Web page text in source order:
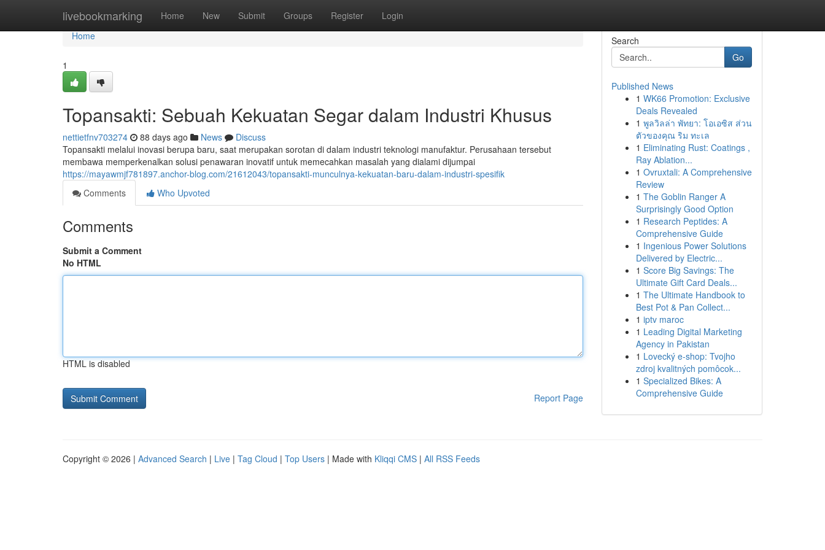
livebookmarking Home New Submit Groups Register Login
Home
Home
1
Topansakti: Sebuah Kekuatan Segar dalam Industri Khusus
nettietfnv703274 88 days ago News
Discuss
Topansakti melalui inovasi berupa baru, saat merupakan sorotan di dalam industri teknologi manufaktur. Perusahaan tersebut
membawa memperkenalkan solusi penawaran inovatif untuk memecahkan masalah yang dialami dijumpai
https://mayawmjf781897.anchor-blog.com/21612043/topansakti-munculnya-kekuatan-baru-dalam-industri-spesifik
Comments
Who Upvoted
Comments
Submit a Comment
No HTML
HTML is disabled
Report Page
Search
Go
Published News
1 WK66 Promotion: Exclusive
Deals Revealed
1 พูลวิลล่า พัทยา: โอเอซิส ส่วน
ตัวของคุณ ริม ทะเล
1 Eliminating Rust: Coatings ,
Ray Ablation...
1 Ovruxtali: A Comprehensive
Review
1 The Goblin Ranger A
Surprisingly Good Option
1 Research Peptides: A
Comprehensive Guide
1 Ingenious Power Solutions
Delivered by Electric...
1 Score Big Savings: The
Ultimate Gift Card Deals...
1 The Ultimate Handbook to
Best Pot & Pan Collect...
1 iptv maroc
1 Leading Digital Marketing
Agency in Pakistan
1 Lovecký e-shop: Tvojho
zdroj kvalitných pomôcok...
1 Specialized Bikes: A
Comprehensive Guide
Copyright © 2026 | Advanced Search | Live | Tag Cloud | Top Users | Made with Kliqqi CMS | All RSS Feeds